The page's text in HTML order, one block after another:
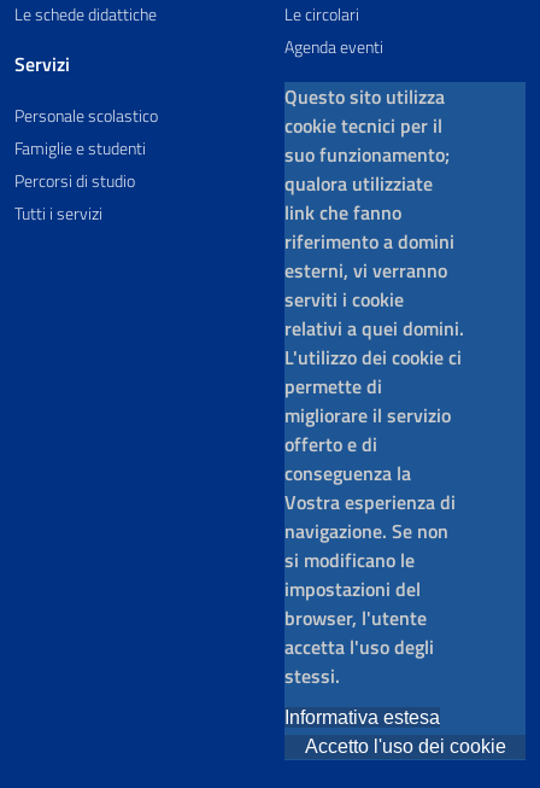
Le schede didattiche
Servizi
Personale scolastico
Famiglie e studenti
Percorsi di studio
Tutti i servizi
Le circolari
Agenda eventi
Questo sito utilizza
cookie tecnici per il
suo funzionamento;
qualora utilizziate
link che fanno
riferimento a domini
esterni, vi verranno
serviti i cookie
relativi a quei domini.
L'utilizzo dei cookie ci
permette di
migliorare il servizio
offerto e di
conseguenza la
Vostra esperienza di
navigazione. Se non
si modificano le
impostazioni del
browser, l'utente
accetta l'uso degli
stessi.
Informativa estesa
Accetto l'uso dei cookie